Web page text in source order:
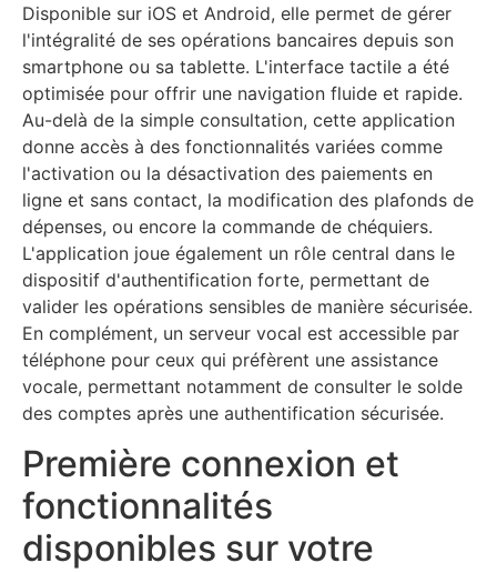
Disponible sur iOS et Android, elle permet de gérer
l'intégralité de ses opérations bancaires depuis son
smartphone ou sa tablette. L'interface tactile a été
optimisée pour offrir une navigation fluide et rapide.
Au-delà de la simple consultation, cette application
donne accès à des fonctionnalités variées comme
l'activation ou la désactivation des paiements en
ligne et sans contact, la modification des plafonds de
dépenses, ou encore la commande de chéquiers.
L'application joue également un rôle central dans le
dispositif d'authentification forte, permettant de
valider les opérations sensibles de manière sécurisée.
En complément, un serveur vocal est accessible par
téléphone pour ceux qui préfèrent une assistance
vocale, permettant notamment de consulter le solde
des comptes après une authentification sécurisée.
Première connexion et
fonctionnalités
disponibles sur votre